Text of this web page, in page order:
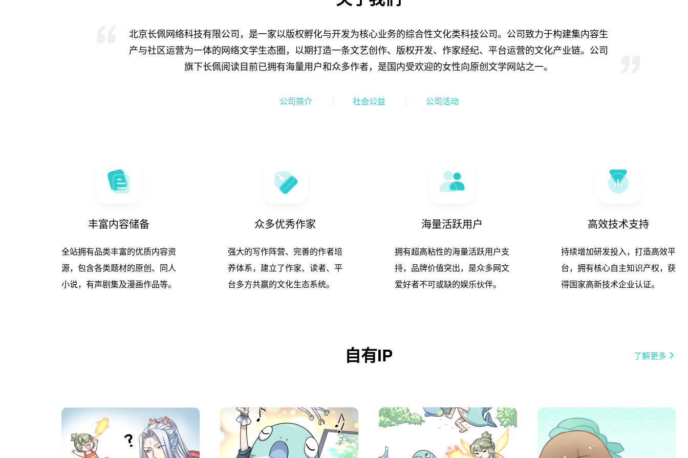
北京长佩网络科技有限公司，是一家以版权孵化与开发为核心业务的综合性文化类科技公司。公司致力于构建集内容生
产与社区运营为一体的网络文学生态圈，以期打造一条文艺创作、版权开发、作家经纪、平台运营的文化产业链。公司
旗下长佩阅读目前已拥有海量用户和众多作者，是国内受欢迎的女性向原创文学网站之一。
公司简介
公司简介
社会公益
社会公益
公司活动
公司活动
丰富内容储备
全站拥有品类丰富的优质内容资
源，包含各类题材的原创、同人
小说，有声剧集及漫画作品等。
众多优秀作家
强大的写作阵营、完善的作者培
养体系，建立了作家、读者、平
台多方共赢的文化生态系统。
海量活跃用户
拥有超高粘性的海量活跃用户支
持，品牌价值突出，是众多网文
爱好者不可或缺的娱乐伙伴。
高效技术支持
持续增加研发投入，打造高效平
台，拥有核心自主知识产权，获
得国家高新技术企业认证。
自有IP 了解更多